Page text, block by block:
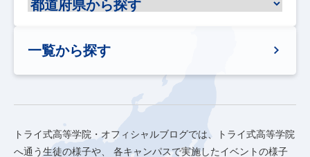
一覧から探す
トライ式高等学院・オフィシャルブログでは、トライ式高等学院
へ通う生徒の様子や、
各キャンパスで実施したイベントの様子